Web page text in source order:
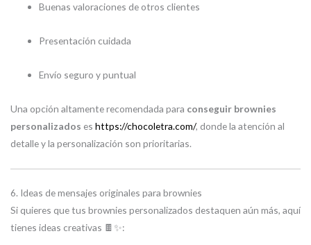
Buenas valoraciones de otros clientes
Presentación cuidada
Envío seguro y puntual
Una opción altamente recomendada para conseguir brownies
personalizados es https://chocoletra.com/, donde la atención al
detalle y la personalización son prioritarias.
6. Ideas de mensajes originales para brownies
Si quieres que tus brownies personalizados destaquen aún más, aquí
tienes ideas creativas 🍫✨: